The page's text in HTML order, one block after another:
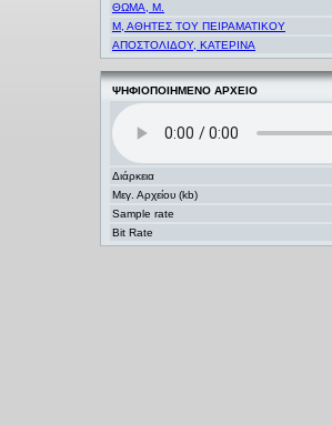
ΘΩΜΑ, Μ.
Μ, ΑΘΗΤΕΣ ΤΟΥ ΠΕΙΡΑΜΑΤΙΚΟΥ
ΑΠΟΣΤΟΛΙΔΟΥ, ΚΑΤΕΡΙΝΑ
ΨΗΦΙΟΠΟΙΗΜΕΝΟ ΑΡΧΕΙΟ
Διάρκεια
Μεγ. Αρχείου (kb)
Sample rate
Bit Rate